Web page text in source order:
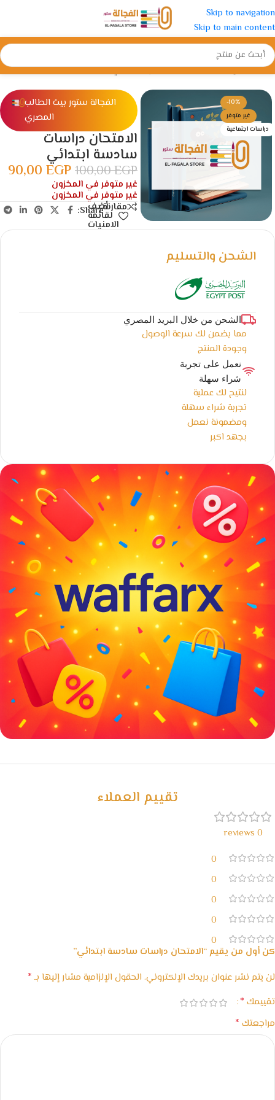
Skip to navigation
Skip to main content
الرئيسية/الإبتدائية/الصف السادس الأبتدائي
-10%
غير متوفر
دراسات اجتماعية
الفجالة ستور بيت الطالب
المصري
الامتحان دراسات
سادسة ابتدائي
100,00EGP
90,00 EGP
غير متوفر في المخزون
غير متوفر في المخزون
مقارنةأضف
لقائمة
الامنيات
Share:
الشحن والتسليم
الشحن من خلال البريد المصري
مما يضمن لك سرعة الوصول
وجودة المنتج
نعمل على تجربة
شراء سهلة
لنتيح لك عملية
تجربة شراء سهلة
ومضمونة نعمل
بجهد اكبر
خصومات كبيرة
تقييم العملاء
0 reviews
0
0
0
0
0
كن أول من يقيم “الامتحان دراسات سادسة ابتدائي”
لن يتم نشر عنوان بريدك الإلكتروني. الحقول الإلزامية مشار إليها بـ*
تقييمك *
مراجعتك *